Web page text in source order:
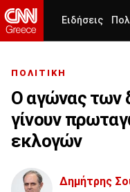
Ειδήσεις
ΠΟΛΙΤΙΚΗ
Ο αγώνας των
γίνουν
εκλογών
Δημήτρης